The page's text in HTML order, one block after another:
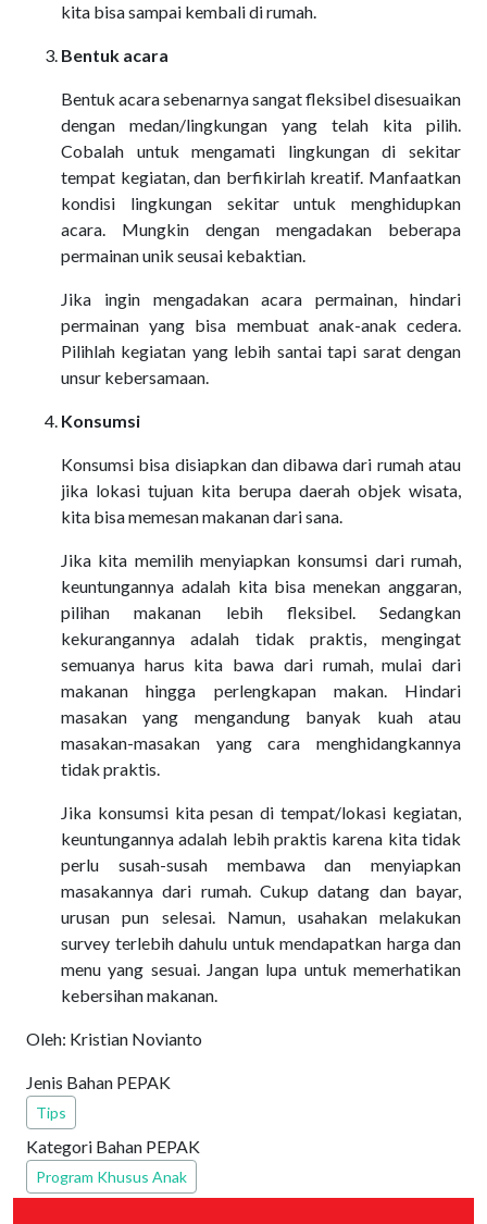
kita bisa sampai kembali di rumah.
Bentuk acara
Bentuk acara sebenarnya sangat fleksibel disesuaikan
dengan medan/lingkungan yang telah kita pilih.
Cobalah untuk mengamati lingkungan di sekitar
tempat kegiatan, dan berfikirlah kreatif. Manfaatkan
kondisi lingkungan sekitar untuk menghidupkan
acara. Mungkin dengan mengadakan beberapa
permainan unik seusai kebaktian.
Jika ingin mengadakan acara permainan, hindari
permainan yang bisa membuat anak-anak cedera.
Pilihlah kegiatan yang lebih santai tapi sarat dengan
unsur kebersamaan.
Konsumsi
Konsumsi bisa disiapkan dan dibawa dari rumah atau
jika lokasi tujuan kita berupa daerah objek wisata,
kita bisa memesan makanan dari sana.
Jika kita memilih menyiapkan konsumsi dari rumah,
keuntungannya adalah kita bisa menekan anggaran,
pilihan makanan lebih fleksibel. Sedangkan
kekurangannya adalah tidak praktis, mengingat
semuanya harus kita bawa dari rumah, mulai dari
makanan hingga perlengkapan makan. Hindari
masakan yang mengandung banyak kuah atau
masakan-masakan yang cara menghidangkannya
tidak praktis.
Jika konsumsi kita pesan di tempat/lokasi kegiatan,
keuntungannya adalah lebih praktis karena kita tidak
perlu susah-susah membawa dan menyiapkan
masakannya dari rumah. Cukup datang dan bayar,
urusan pun selesai. Namun, usahakan melakukan
survey terlebih dahulu untuk mendapatkan harga dan
menu yang sesuai. Jangan lupa untuk memerhatikan
kebersihan makanan.
Oleh: Kristian Novianto
Jenis Bahan PEPAK
Tips
Kategori Bahan PEPAK
Program Khusus Anak